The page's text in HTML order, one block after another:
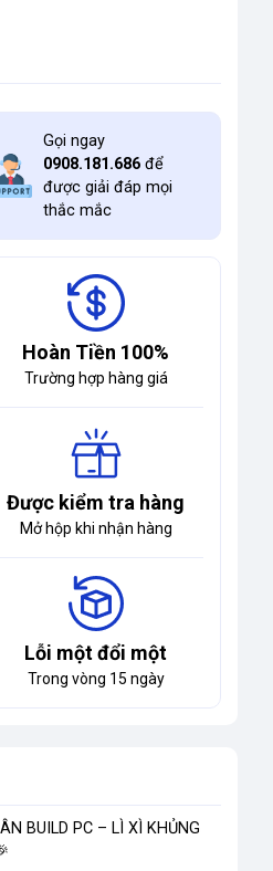
Gọi ngay
0908.181.686 để
được giải đáp mọi
thắc mắc
Hoàn Tiền 100%
Trường hợp hàng giá
Được kiểm tra hàng
Mở hộp khi nhận hàng
Lỗi một đổi một
Trong vòng 15 ngày
BUILD PC – LÌ XÌ KHỦNG